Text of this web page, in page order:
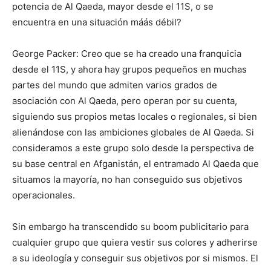
potencia de Al Qaeda, mayor desde el 11S, o se
encuentra en una situación máás débil?
George Packer: Creo que se ha creado una franquicia
desde el 11S, y ahora hay grupos pequeños en muchas
partes del mundo que admiten varios grados de
asociación con Al Qaeda, pero operan por su cuenta,
siguiendo sus propios metas locales o regionales, si bien
alienándose con las ambiciones globales de Al Qaeda. Si
consideramos a este grupo solo desde la perspectiva de
su base central en Afganistán, el entramado Al Qaeda que
situamos la mayoría, no han conseguido sus objetivos
operacionales.
Sin embargo ha transcendido su boom publicitario para
cualquier grupo que quiera vestir sus colores y adherirse
a su ideología y conseguir sus objetivos por si mismos. El